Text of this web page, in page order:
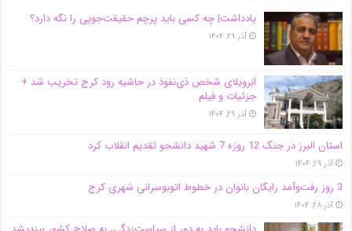
یادداشت| ‌چه کسی باید پرچم حقیقت‌جویی را نگه دارد؟
آذر ۲۹, ۱۴۰۴
اَبَر‌ویلای شخص ذی‌نفوذ در حاشیه‌ رود کرج تخریب شد +
جزئیات و فیلم
آذر ۲۹, ۱۴۰۴
استان البرز در جنگ 12 روزه 7 شهید دانشجو تقدیم انقلاب کرد
آذر ۲۹, ۱۴۰۴
3 روز رفت‌وآمد رایگان بانوان در خطوط اتوبوسرانی شهری کرج
آذر ۲۸, ۱۴۰۴